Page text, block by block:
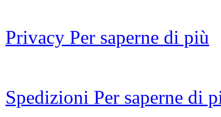
Privacy Per saperne di più
Spedizioni Per saperne di